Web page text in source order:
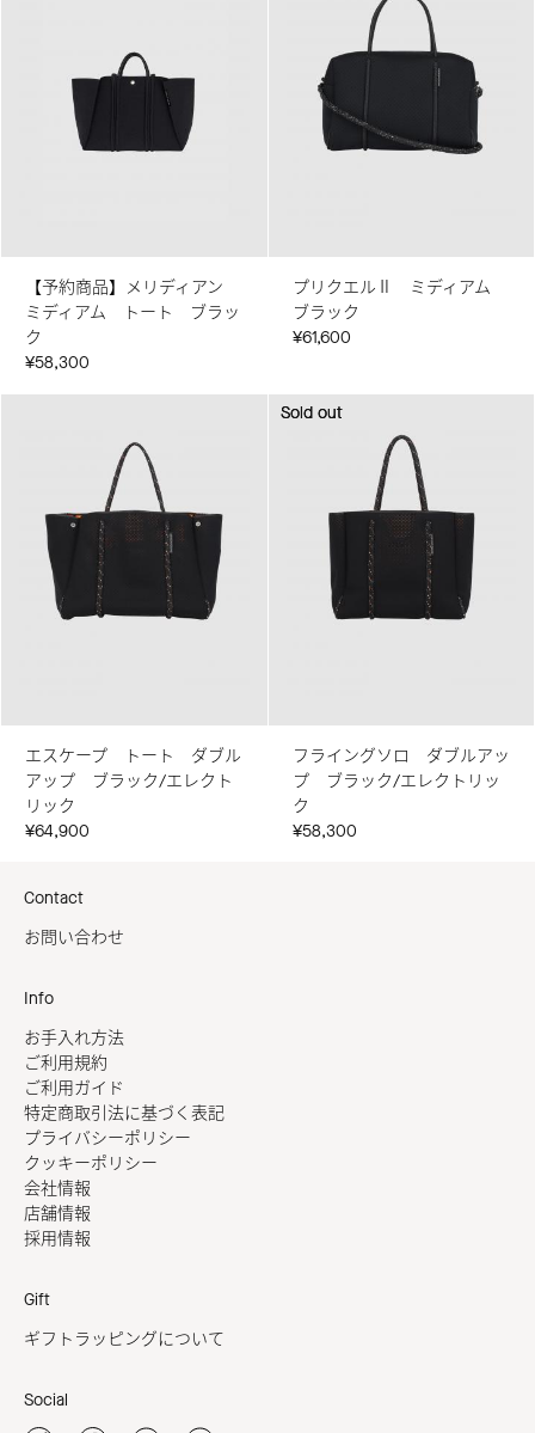
【予約商品】メリディアン
ミディアム トート ブラッ
ク
¥58,300
プリクエルⅡ ミディアム
ブラック
¥61,600
エスケープ トート ダブル
アップ ブラック/エレクト
リック
¥64,900
Sold out
Sold out
フライングソロ ダブルアッ
プ ブラック/エレクトリッ
ク
¥58,300
Contact
お問い合わせ
Info
お手入れ方法
ご利用規約
ご利用ガイド
特定商取引法に基づく表記
プライバシーポリシー
クッキーポリシー
会社情報
店舗情報
採用情報
Gift
ギフトラッピングについて
Social